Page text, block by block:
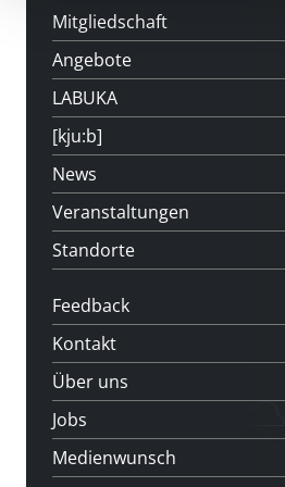
Mitgliedschaft
Angebote
LABUKA
[kju:b]
News
Veranstaltungen
Standorte
Feedback
Kontakt
Über uns
Jobs
Medienwunsch